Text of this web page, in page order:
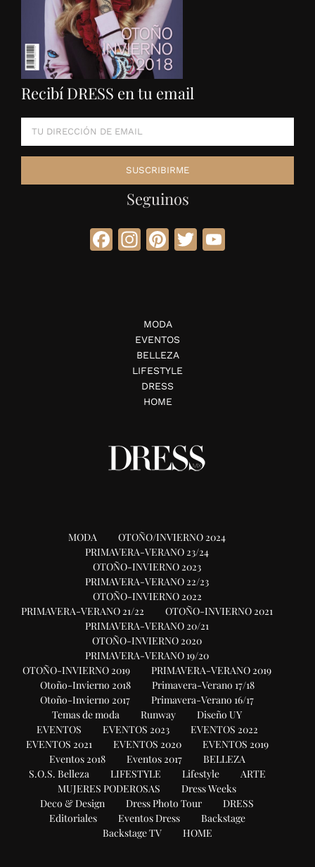
Recibí DRESS en tu email
Seguinos
Facebook
Instagram
Pinterest
Twitter
MODA
EVENTOS
BELLEZA
LIFESTYLE
DRESS
HOME
MODA
OTOÑO/INVIERNO 2024
PRIMAVERA-VERANO 23/24
OTOÑO-INVIERNO 2023
PRIMAVERA-VERANO 22/23
OTOÑO-INVIERNO 2022
PRIMAVERA-VERANO 21/22
OTOÑO-INVIERNO 2021
PRIMAVERA-VERANO 20/21
OTOÑO-INVIERNO 2020
PRIMAVERA-VERANO 19/20
OTOÑO-INVIERNO 2019
PRIMAVERA-VERANO 2019
Otoño-Invierno 2018
Primavera-Verano 17/18
Otoño-Invierno 2017
Primavera-Verano 16/17
Temas de moda
Runway
Diseño UY
EVENTOS
EVENTOS 2023
EVENTOS 2022
EVENTOS 2021
EVENTOS 2020
EVENTOS 2019
Eventos 2018
Eventos 2017
BELLEZA
S.O.S. Belleza
LIFESTYLE Lifestyle
ARTE
MUJERES PODEROSAS
Dress Weeks
Deco & Design
Dress Photo Tour
DRESS
Editoriales
Eventos Dress
Backstage
Backstage TV
HOME